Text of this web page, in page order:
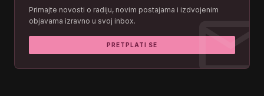
Primajte novosti o radiju, novim postajama i izdvojenim
objavama izravno u svoj inbox.
PRETPLATI SE